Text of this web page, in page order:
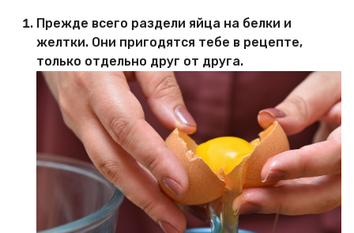
Прежде всего раздели яйца на белки и
желтки. Они пригодятся тебе в рецепте,
только отдельно друг от друга.